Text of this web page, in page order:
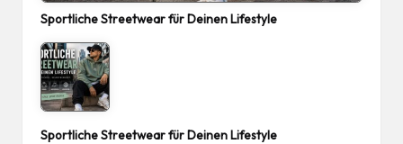
Sportliche Streetwear für Deinen Lifestyle
Sportliche Streetwear für Deinen Lifestyle